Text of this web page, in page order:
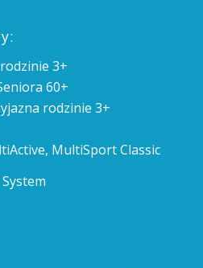
3+
60+
rodzinie 3+
MultiSport Classic